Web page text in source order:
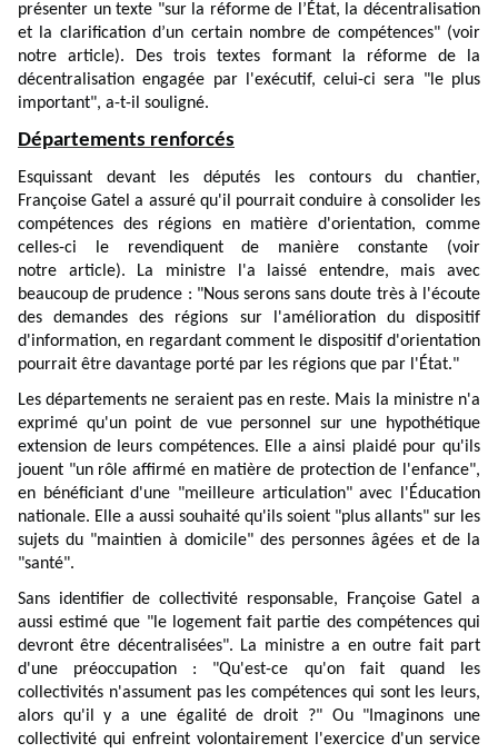
présenter un texte "sur la réforme de l’État, la décentralisation
et la clarification d’un certain nombre de compétences" (voir
notrearticle). Des trois textes formant la réforme de la
décentralisation engagée par l'exécutif, celui-ci sera "le plus
important", a-t-il souligné.
Départements renforcés
Esquissant devant les députés les contours du chantier,
Françoise Gatel a assuré qu'il pourrait conduire à consolider les
compétences des régions en matière d'orientation, comme
celles-ci le revendiquent de manière constante (voir
notre article). La ministre l'a laissé entendre, mais avec
beaucoup de prudence : "Nous serons sans doute très à l'écoute
des demandes des régions sur l'amélioration du dispositif
d'information, en regardant comment le dispositif d'orientation
pourrait être davantage porté par les régions que par l'État."
Les départements ne seraient pas en reste. Mais la ministre n'a
exprimé qu'un point de vue personnel sur une hypothétique
extension de leurs compétences. Elle a ainsi plaidé pour qu'ils
jouent "un rôle affirmé en matière de protection de l'enfance",
en bénéficiant d'une "meilleure articulation" avec l'Éducation
nationale. Elle a aussi souhaité qu'ils soient "plus allants" sur les
sujets du "maintien à domicile" des personnes âgées et de la
"santé".
Sans identifier de collectivité responsable, Françoise Gatel a
aussi estimé que "le logement fait partie des compétences qui
devront être décentralisées". La ministre a en outre fait part
d'une préoccupation : "Qu'est-ce qu'on fait quand les
collectivités n'assument pas les compétences qui sont les leurs,
alors qu'il y a une égalité de droit ?" Ou "Imaginons une
collectivité qui enfreint volontairement l'exercice d'un service